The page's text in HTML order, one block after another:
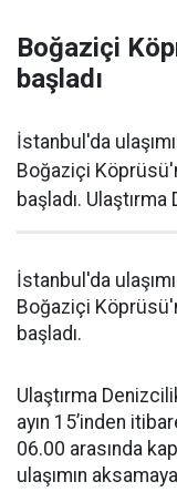
Boğaziçi
başladı
İstanbul'da
Boğaziçi
başladı.
İstanbul'da
Boğaziçi
başladı.
Ulaştırma
ayın 15’inden
06.00 arasında
ulaşımın